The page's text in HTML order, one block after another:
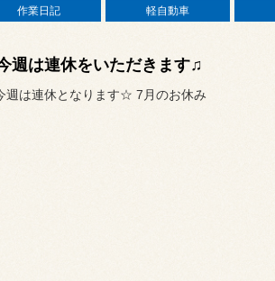
作業日記 軽自動車
週は連休をいただきます♫
週は連休となります☆ 7月のお休み